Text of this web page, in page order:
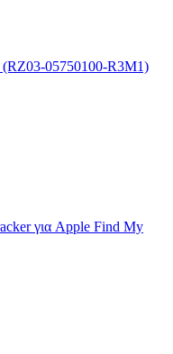
05750100-R3M1)
για Apple Find My